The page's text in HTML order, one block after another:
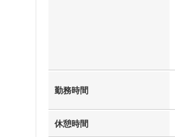
勤務時間
休憩時間